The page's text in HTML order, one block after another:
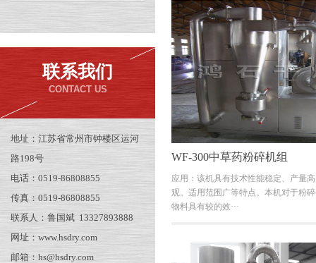
联系我们
CONTACT US
地址：江苏省常州市钟楼区运河
路198号
电话：0519-86808855
传真：0519-86808855
联系人：鲁国斌 13327893888
网址：www.hsdry.com
邮箱：hs@hsdry.com
WF-300中草药粉碎机组
应用：该机具有技术性能稳定、产量
观。适用范围广等特点。本机对于粉
物料具有较的效···